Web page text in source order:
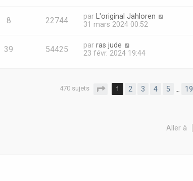
8 22744 par
L'original Jahloren
31 mars 2024 00:52
39 54425 par ras jude
23 févr. 2024 19:44
470 sujets Page 1sur19
1 2 3 4 5 19
Aller à